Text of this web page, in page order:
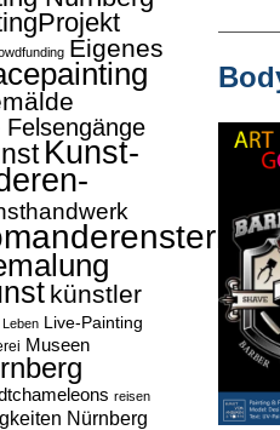
Eigenes
Kunst-
künstler
Leben Live-Painting
Museen
reisen
Nürnberg